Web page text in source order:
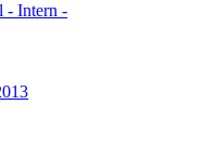
- Intern -